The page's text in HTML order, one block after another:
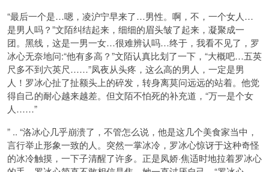
“最后一个是…嗯，凌沪宁早来了…男性。啊，不，一个女人…
是男人吗？”文陌纠结起来，细细的眉头皱了起来，凝聚成一
团。黑线，这是一男一女…很难辨认吗…终于，我看不见了，罗
冰心无奈地问:“他有多高？”文陌认真比划了一下，“大概吧…五英
尺多不到六英尺……”凤夜从头疼，这么高的男人，一定是男
人！罗冰心扯了扯额头上的碎发，转身离莫问远远的站着。他觉
得自己的耐心越来越差。但文陌不怕死的补充道，“万一是个女
人……”
” .. “洛冰心几乎崩溃了，不管怎么说，他是这几个美食家当中，
言行举止形象一致的人。突然一掌冰冷，罗冰心惊讶于这种奇怪
的冰冷触摸，一下子清醒了许多。正是凤娇·焦适时地拉着罗冰心